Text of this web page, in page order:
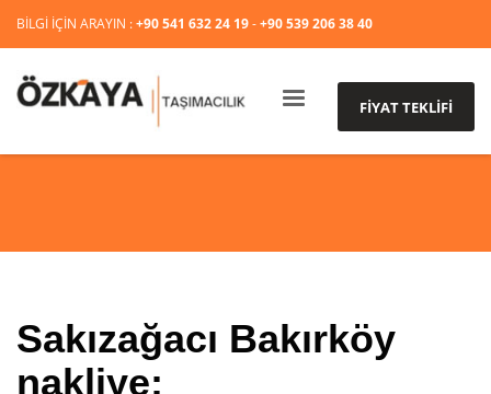
BİLGİ İÇİN ARAYIN :+90 541 632 24 19-+90 539 206 38 40
FİYAT TEKLİFİ
Sakızağacı Bakırköy
nakliye;